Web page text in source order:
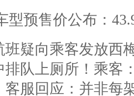
型预售价公布：
班疑向乘客发放西
排队上厕所！乘客
客服回应：并非每